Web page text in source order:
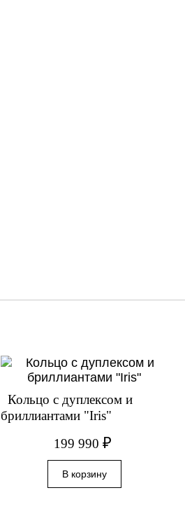
Кольцо с дуплексом и
бриллиантами "Iris"
199 990 ₽